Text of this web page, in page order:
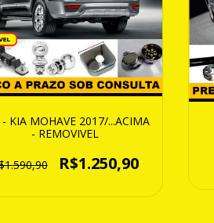
KIA MOHAVE 2017/...ACIMA
- REMOVIVEL
R$1.250,90